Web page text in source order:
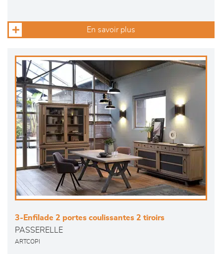
En savoir plus
3-Enfilade 2 portes coulissantes 2 tiroirs
PASSERELLE
ARTCOPI